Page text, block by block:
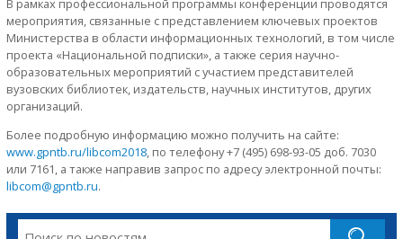
В рамках профессиональной программы конференции проводятся
мероприятия, связанные с представлением ключевых проектов
Министерства в области информационных технологий, в том числе
проекта «Национальной подписки», а также серия научно-
образовательных мероприятий с участием представителей
вузовских библиотек, издательств, научных институтов, других
организаций.
Более подробную информацию можно получить на сайте:
www.gpntb.ru/libcom2018, по телефону +7 (495) 698-93-05 доб. 7030
или 7161, а также направив запрос по адресу электронной почты:
libcom@gpntb.ru.